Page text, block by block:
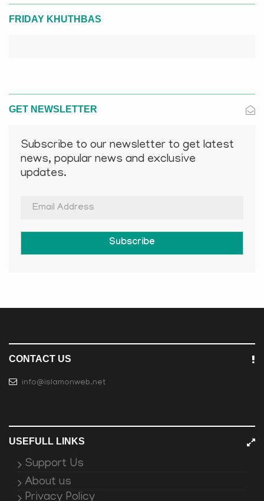
FRIDAY KHUTHBAS
GET NEWSLETTER
Subscribe to our newsletter to get latest
news, popular news and exclusive
updates.
Subscribe
CONTACT US
info@islamonweb.net
USEFULL LINKS
Support Us
About us
Privacy Policy